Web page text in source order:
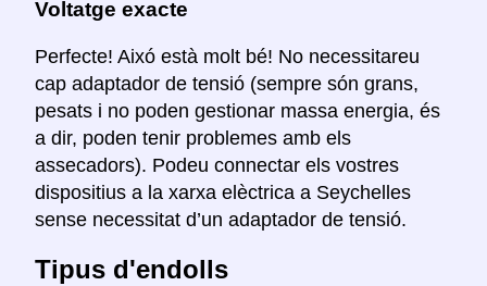
Voltatge exacte
Perfecte! Aixó està molt bé! No necessitareu
cap adaptador de tensió (sempre són grans,
pesats i no poden gestionar massa energia, és
a dir, poden tenir problemes amb els
assecadors). Podeu connectar els vostres
dispositius a la xarxa elèctrica a Seychelles
sense necessitat d’un adaptador de tensió.
Tipus d'endolls